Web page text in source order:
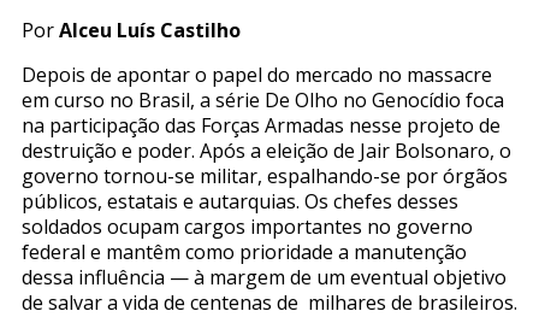
PorAlceu Luís Castilho
Depois de apontar o papel do mercado no massacre
em curso no Brasil, a série De Olho no Genocídio foca
na participação das Forças Armadas nesse projeto de
destruição e poder. Após a eleição de Jair Bolsonaro, o
governo tornou-se militar, espalhando-se por órgãos
públicos, estatais e autarquias. Os chefes desses
soldados ocupam cargos importantes no governo
federal e mantêm como prioridade a manutenção
dessa influência — à margem de um eventual objetivo
de salvar a vida de centenas de milhares de brasileiros.